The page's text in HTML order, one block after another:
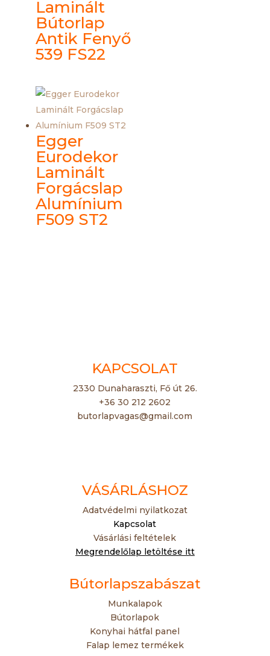
Laminált
Bútorlap
Antik Fenyő
539 FS22
Egger
Eurodekor
Laminált
Forgácslap
Alumínium
F509 ST2
KAPCSOLAT
2330 Dunaharaszti, Fő út 26.
+36 30 212 2602
butorlapvagas@gmail.com
VÁSÁRLÁSHOZ
Adatvédelmi nyilatkozat
Kapcsolat
Vásárlási feltételek
Megrendelőlap letöltése itt
Bútorlapszabászat
Munkalapok
Bútorlapok
Konyhai hátfal panel
Falap lemez termékek